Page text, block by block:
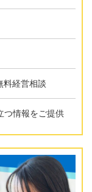
料経営相談
つ情報をご提供